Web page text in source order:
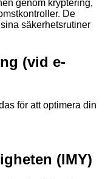
genom kryptering,
De
säkerhetsrutiner
(vid e-
för att optimera din
(IMY)